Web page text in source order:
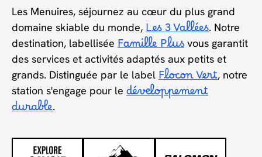
Les Menuires, séjournez au cœur du plus grand
domaine skiable du monde, Les 3 Vallées. Notre
destination, labellisée Famille Plus vous garantit
des services et activités adaptés aux petits et
grands. Distinguée par le label Flocon Vert, notre
station s'engage pour le développement
durable.